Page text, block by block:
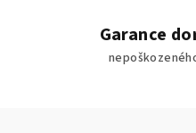
Garance